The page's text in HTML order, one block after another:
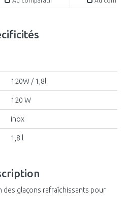
des glaçons rafraîchissants pour
120W / 1,8l
120 W
inox
1,8 l